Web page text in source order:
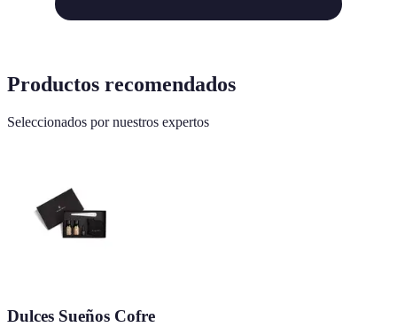
Productos recomendados
Seleccionados por nuestros expertos
Dulces Sueños Cofre